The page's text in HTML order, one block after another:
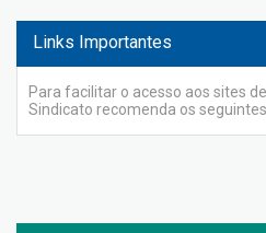
Links Importantes
Para facilitar o acesso aos sites
Sindicato recomenda os